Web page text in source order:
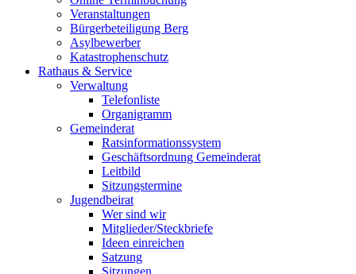
Veranstaltungen
Bürgerbeteiligung Berg
Asylbewerber
Katastrophenschutz
Rathaus & Service
Verwaltung
Telefonliste
Organigramm
Gemeinderat
Ratsinformationssystem
Geschäftsordnung Gemeinderat
Leitbild
Sitzungstermine
Jugendbeirat
Wer sind wir
Mitglieder/Steckbriefe
Ideen einreichen
Satzung
Sitzungen